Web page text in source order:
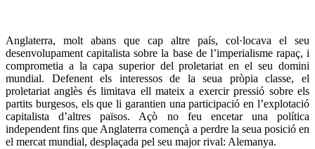
Anglaterra, molt abans que cap altre país, col·locava el seu
desenvolupament capitalista sobre la base de l’imperialisme rapaç, i
comprometia a la capa superior del proletariat en el seu domini
mundial. Defenent els interessos de la seua pròpia classe, el
proletariat anglès és limitava ell mateix a exercir pressió sobre els
partits burgesos, els que li garantien una participació en l’explotació
capitalista d’altres països. Açò no feu encetar una política
independent fins que Anglaterra començà a perdre la seua posició en
el mercat mundial, desplaçada pel seu major rival: Alemanya.